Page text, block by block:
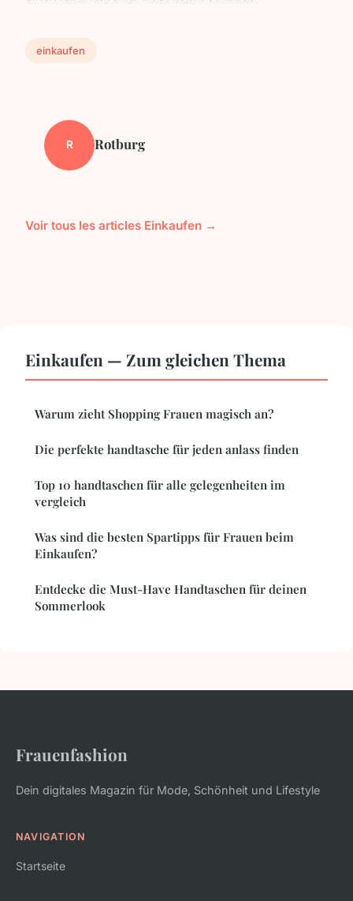
einkaufen
R Rotburg
Voir tous les articles Einkaufen →
Einkaufen — Zum gleichen Thema
Warum zieht Shopping Frauen magisch an?
Die perfekte handtasche für jeden anlass finden
Top 10 handtaschen für alle gelegenheiten im
vergleich
Was sind die besten Spartipps für Frauen beim
Einkaufen?
Entdecke die Must-Have Handtaschen für deinen
Sommerlook
Frauenfashion
Dein digitales Magazin für Mode, Schönheit und Lifestyle
NAVIGATION
Startseite